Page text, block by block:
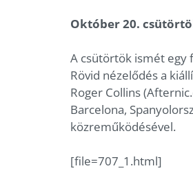
Október 20.
A csütörtök ismét egy
Rövid nézelődés a
Roger Collins
Barcelona,
közreműködésével.
[file=707_1.html]